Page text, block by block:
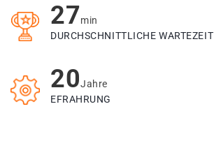
27min
DURCHSCHNITTLICHE WARTEZEIT
20Jahre
EFRAHRUNG